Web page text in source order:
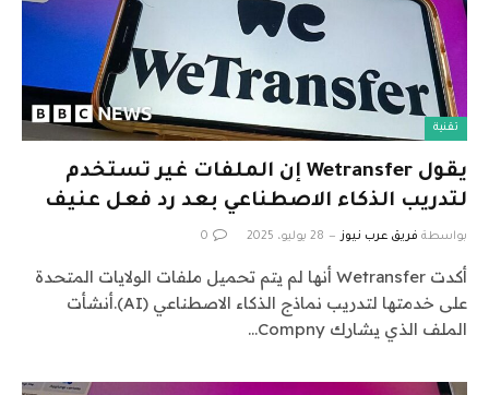
تقنية
يقول Wetransfer إن الملفات غير تستخدم
لتدريب الذكاء الاصطناعي بعد رد فعل عنيف
بواسطة فريق عرب نيوز 28 يوليو، 2025 0
أكدت Wetransfer أنها لم يتم تحميل ملفات الولايات المتحدة
على خدمتها لتدريب نماذج الذكاء الاصطناعي (AI).أنشأت
الملف الذي يشارك Compny…